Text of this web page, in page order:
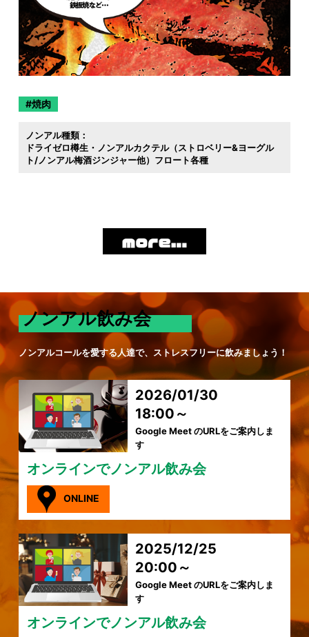
焼肉
ノンアル種類：
ドライゼロ樽生・ノンアルカクテル（ストロベリー&ヨーグル
ト/ノンアル梅酒ジンジャー他）フロート各種
ノンアル飲み会
ノンアルコールを愛する人達で、ストレスフリーに飲みましょう！
2026/01/30
18:00～
Google Meet のURLをご案内しま
す
オンラインでノンアル飲み会
ONLINE
2025/12/25
20:00～
Google Meet のURLをご案内しま
す
オンラインでノンアル飲み会